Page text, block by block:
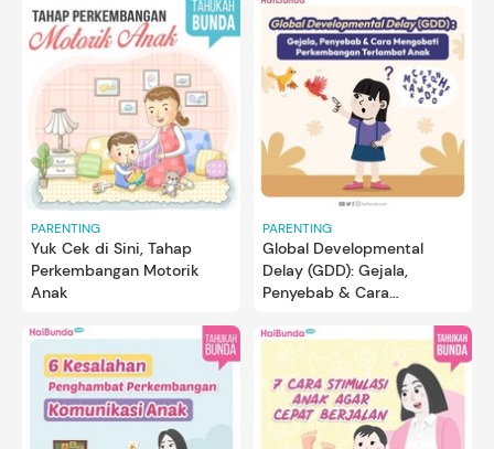
PARENTING
Yuk Cek di Sini, Tahap
Perkembangan Motorik
Anak
PARENTING
Global Developmental
Delay (GDD): Gejala,
Penyebab & Cara
Terlambat Anak